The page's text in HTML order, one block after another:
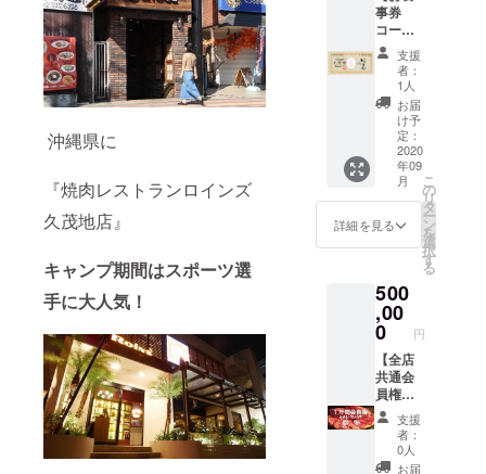
沖縄県に
『焼肉レストランロインズ
久茂地店』
キャンプ期間はスポーツ選
手に大人気！
ロナ
ウィル
ス収束
後に笑
顔でま
た会え
る日ま
で有効
期限は
ありま
せん。
※お食事
券はお
効期
限
2021年
2月末日
事券
コー
ス】
10,000
分の
『焼肉
いのう
え、焼
肉レス
トラン
ロイン
ズ』全9
店舗で
ご利用
頂ける
券をお
送りい
たしま
す。 コ
ロナ
ウィル
ス収束
後に笑
顔でま
た会え
る日ま
支援
者：
1人
お届
け予
定：
2020
年09
月
詳細を見る
こ
の
リ
タ
ー
ン
を
選
択
す
る
500
,00
0 円
【全店
共通会
員権】
『焼肉
いのう
え、焼
肉レス
支援
者：
0人
お届